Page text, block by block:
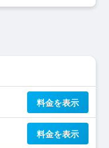
料金を表示
料金を表示